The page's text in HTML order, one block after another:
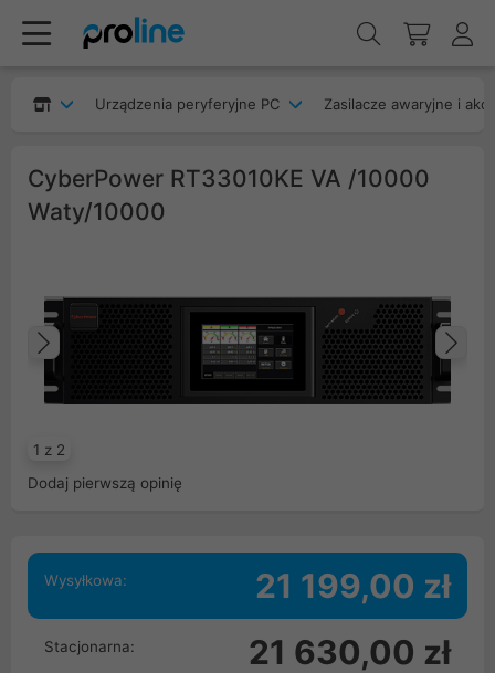
Urządzenia peryferyjne PC Zasilacze awaryjne i
CyberPower RT33010KE VA /10000
Waty/10000
1 z 2
Poprzedni
Dodaj pierwszą opinię
Wysyłkowa: 21 199,00 zł
Stacjonarna: 21 630,00 zł